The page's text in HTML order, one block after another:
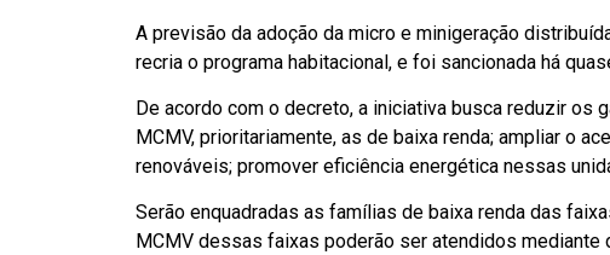
A previsão da adoção da micro e minigeração
recria o programa habitacional, e foi sancionada há
De acordo com o decreto, a iniciativa busca reduzir
MCMV, prioritariamente, as de baixa renda; ampliar o
renováveis; promover eficiência energética nessas
Serão enquadradas as famílias de baixa renda das
MCMV dessas faixas poderão ser atendidos mediante